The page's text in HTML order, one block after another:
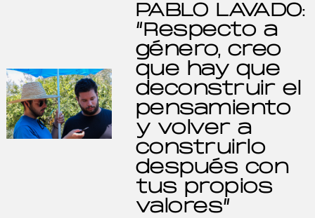
PABLO LAVADO:
“Respecto a
género, creo
que hay que
deconstruir el
pensamiento
y volver a
construirlo
después con
tus propios
valores”